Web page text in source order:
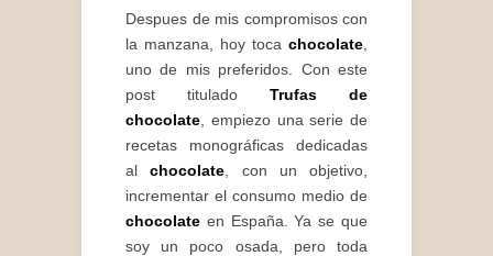
Despues de mis compromisos con
la manzana, hoy toca chocolate
uno de mis preferidos. Con este
post titulado Trufas de
chocolate , empiezo una serie de
recetas monográficas dedicadas
alchocolate , con un objetivo,
incrementar el consumo medio de
chocolate en España. Ya se que
soy un poco osada, pero toda